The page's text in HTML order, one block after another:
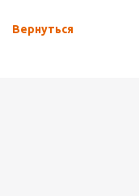
Вернуться